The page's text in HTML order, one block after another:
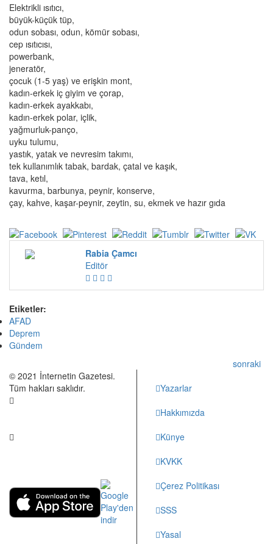
Elektrikli ısıtıcı,
büyük-küçük tüp,
odun sobası, odun, kömür sobası,
cep ısıtıcısı,
powerbank,
jeneratör,
çocuk (1-5 yaş) ve erişkin mont,
kadın-erkek iç giyim ve çorap,
kadın-erkek ayakkabı,
kadın-erkek polar, içlik,
yağmurluk-panço,
uyku tulumu,
yastık, yatak ve nevresim takımı,
tek kullanımlık tabak, bardak, çatal ve kaşık,
tava, ketıl,
kavurma, barbunya, peynir, konserve,
çay, kahve, kaşar-peynir, zeytin, su, ekmek ve hazır gıda
Rabia Çamcı
Editör
Etiketler:
AFAD
Deprem
Gündem
sonraki
© 2021 İnternetin Gazetesi.
Tüm hakları saklıdır.
Yazarlar
Hakkımızda
Künye
KVKK
Çerez Politikası
SSS
Yasal